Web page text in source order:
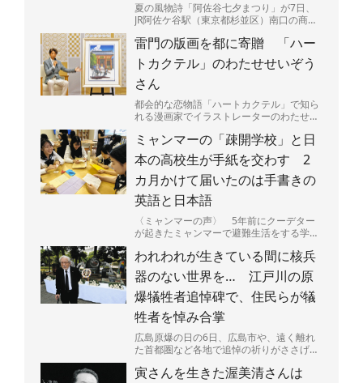
夏の風物詩「阿佐谷七夕まつり」が7日、
JR阿佐ケ谷駅（東京都杉並区）南口の商店
る。今年で70回目の...
雷門の版画を都に寄贈 「ハー
トカクテル」のわたせせいぞう
さん
都会的な恋物語「ハートカクテル」で知ら
れる漫画家でイラストレーターのわたせせ
雷門を描いた版画「...
ミャンマーの「疎開学校」と日
本の高校生が手紙を交わす 2
カ月かけて届いたのは手書きの
英語と日本語
〈ミャンマーの声〉 5年前にクーデター
が起きたミャンマーで避難生活をする学生
ている。内戦が続くミ...
われわれが生きている間に核兵
器のない世界を… 江戸川の原
爆犠牲者追悼碑で、住民らが犠
牲者を悼み合掌
広島原爆の日の6日、広島市や、遠く離れ
た首都圏など各地で追悼の祈りがささげら
海にした原爆投下から...
寅さんを生きた渥美清さんは